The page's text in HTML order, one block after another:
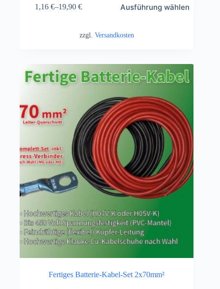
1,16 €–19,90 € Ausführung wählen
zzgl. Versandkosten
Fertiges Batterie-Kabel-Set 2x70mm²